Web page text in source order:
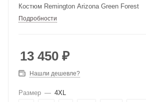
Костюм Remington Arizona Green Forest
Подробности
13 450 ₽
Нашли дешевле?
Размер — 4XL